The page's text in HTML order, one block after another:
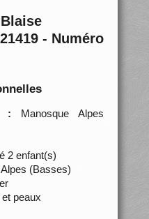
- Numéro
: Manosque Alpes
2 enfant(s)
(Basses)
peaux